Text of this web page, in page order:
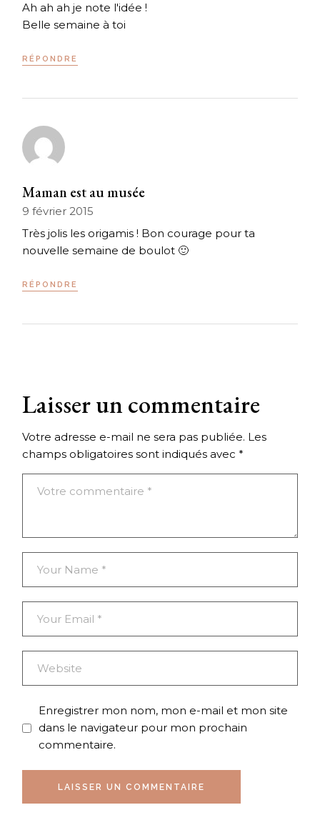
Ah ah ah je note l'idée !
Belle semaine à toi
RÉPONDRE
Maman est au musée
9 février 2015
Très jolis les origamis ! Bon courage pour ta
nouvelle semaine de boulot 🙂
RÉPONDRE
Laisser un commentaire
Votre adresse e-mail ne sera pas publiée. Les
champs obligatoires sont indiqués avec*
Enregistrer mon nom, mon e-mail et mon site
dans le navigateur pour mon prochain
commentaire.
LAISSER UN COMMENTAIRE